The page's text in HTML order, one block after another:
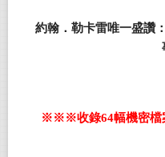
約翰．勒卡雷唯一盛讚
※※※收錄64幅機密